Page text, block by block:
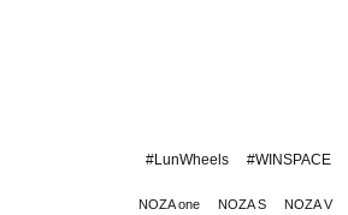
#LunWheels #WINSPACE
NOZA one NOZA S NOZA V